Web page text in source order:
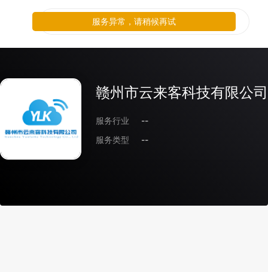
赣州市云来客科技有限公司
服务行业
--
服务类型
--
服务异常，请稍候再试